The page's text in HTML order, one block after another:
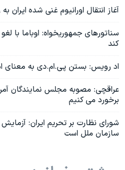
آغاز انتقال اورانیوم غنی شده ایران
سناتورهای جمهوریخواه: اوباما با
کند
اد رویس: بستن پی.ام.دی به معنای
عراقچی: مصوبه مجلس نمایندگان
برخورد می کنیم
شورای نظارت بر تحریم ایران:
سازمان ملل است